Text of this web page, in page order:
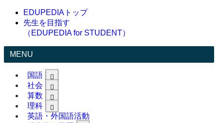
EDUPEDIAトップ
先生を目指す
（EDUPEDIA for STUDENT）
MENU
国語
社会
算数
理科
英語・外国語活動